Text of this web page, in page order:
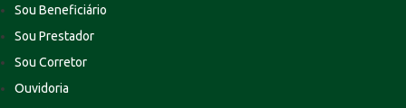
Sou Beneficiário
Sou Prestador
Sou Corretor
Ouvidoria